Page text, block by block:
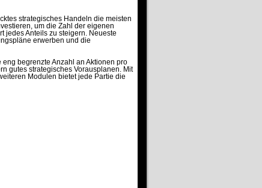
strategisches Handeln die meisten
um die Zahl der eigenen
jedes Anteils zu steigern. Neueste
erwerben und die
begrenzte Anzahl an Aktionen pro
gutes strategisches Vorausplanen. Mit
Modulen bietet jede Partie die